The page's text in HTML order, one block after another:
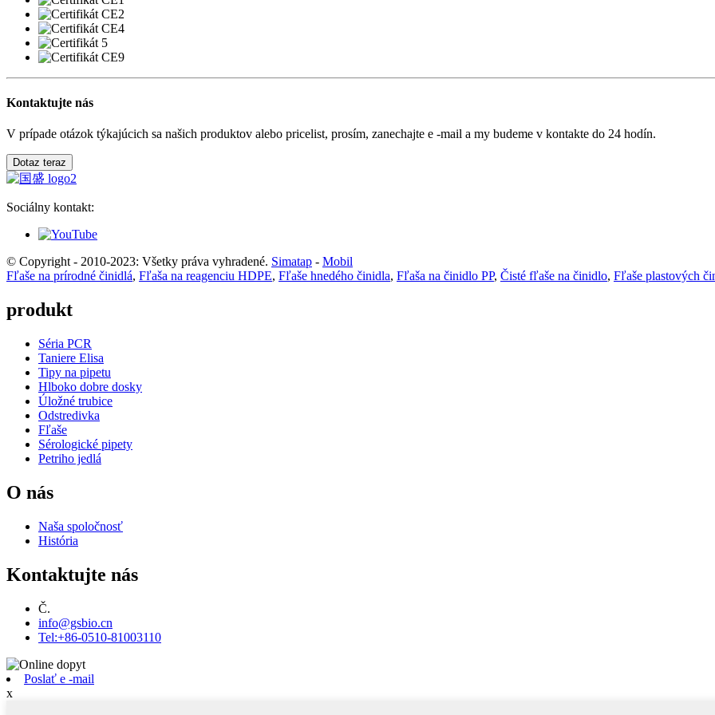
Kontaktujte nás
V prípade otázok týkajúcich sa našich produktov alebo pricelist, prosím, zanechajte e -mail a my budeme v kontakte do 24 hodín.
Dotaz teraz
Sociálny kontakt:
© Copyright - 2010-2023: Všetky práva vyhradené. Simatap - Mobil
Fľaše na prírodné činidlá, Fľaša na reagenciu HDPE, Fľaše hnedého činidla, Fľaša na činidlo PP, Čisté fľaše na činidlo, Fľaše plastových
produkt
Séria PCR
Taniere Elisa
Tipy na pipetu
Hlboko dobre dosky
Úložné trubice
Odstredivka
Fľaše
Sérologické pipety
Petriho jedlá
O nás
Naša spoločnosť
História
Kontaktujte nás
Č.
info@gsbio.cn
Tel:+86-0510-81003110
Poslať e -mail
x